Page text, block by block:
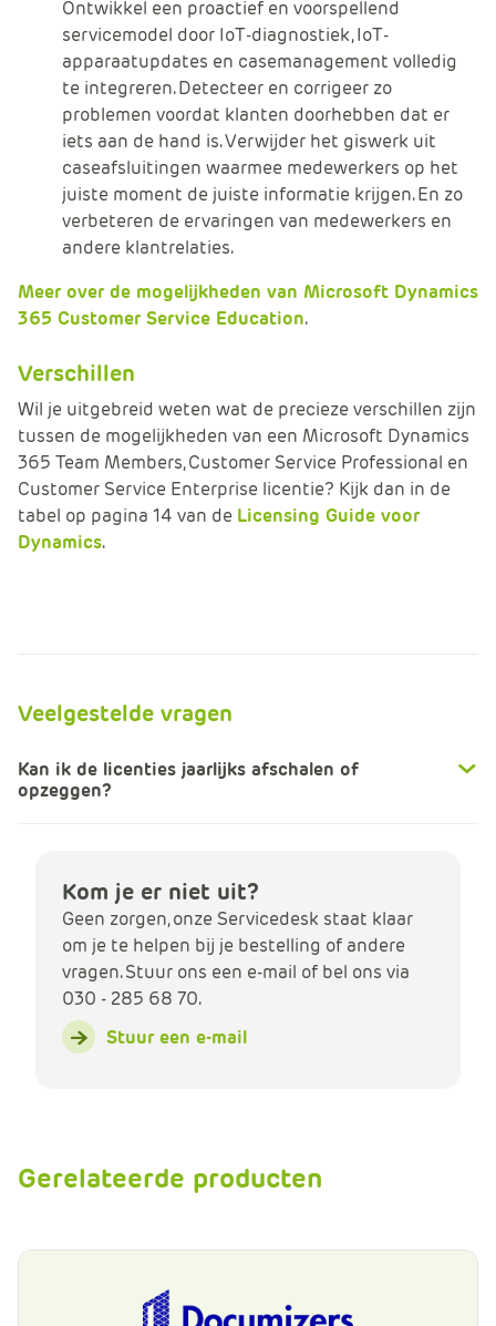
Ontwikkel een proactief en voorspellend
servicemodel door IoT-diagnostiek, IoT-
apparaatupdates en casemanagement volledig
te integreren. Detecteer en corrigeer zo
problemen voordat klanten doorhebben dat er
iets aan de hand is. Verwijder het giswerk uit
caseafsluitingen waarmee medewerkers op het
juiste moment de juiste informatie krijgen. En zo
verbeteren de ervaringen van medewerkers en
andere klantrelaties.
Meer over de mogelijkheden van Microsoft Dynamics
365 Customer Service Education.
Verschillen
Wil je uitgebreid weten wat de precieze verschillen zijn
tussen de mogelijkheden van een Microsoft Dynamics
365 Team Members, Customer Service Professional en
Customer Service Enterprise licentie? Kijk dan in de
tabel op pagina 14 van de Licensing Guide voor
Dynamics.
Veelgestelde vragen
Kan ik de licenties jaarlijks afschalen of
opzeggen?
Kom je er niet uit?
Geen zorgen, onze Servicedesk staat klaar
om je te helpen bij je bestelling of andere
vragen. Stuur ons een e-mail of bel ons via
030 - 285 68 70.
Stuur een e-mail
Gerelateerde producten